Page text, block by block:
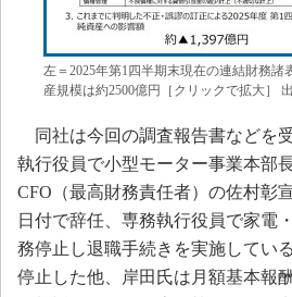
左＝2025年第1四半期末現在の連結財務
産規模は約2500億円［クリックで拡大］
同社は今回の調査報告書などを
執行役員で小型モーター事業本部
CFO（最高財務責任者）の佐村彰
日付で辞任、専務執行役員で家電
務停止し退職手続きを実施してい
停止した他、岸田氏は月額基本報